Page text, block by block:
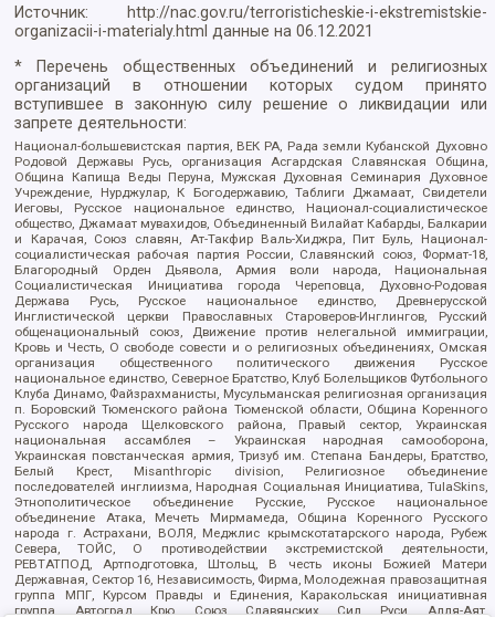
Источник:
http://nac.gov.ru/terroristicheskie-i-ekstremistskie-
organizacii-i-materialy.html данные на06.12.2021
* Перечень общественных объединений и религиозных
организаций в отношении которых судом принято
вступившее в законную силу решение о ликвидации или
запрете деятельности:
Национал-большевистская партия, ВЕК РА, Рада земли Кубанской Духовно
Родовой Державы Русь, организация Асгардская Славянская Община,
Община Капища Веды Перуна, Мужская Духовная Семинария Духовное
Учреждение, Нурджулар, К Богодержавию, Таблиги Джамаат, Свидетели
Иеговы, Русское национальное единство, Национал-социалистическое
общество, Джамаат мувахидов, Объединенный Вилайат Кабарды, Балкарии
и Карачая, Союз славян, Ат-Такфир Валь-Хиджра, Пит Буль, Национал-
социалистическая рабочая партия России, Славянский союз, Формат-18,
Благородный Орден Дьявола, Армия воли народа, Национальная
Социалистическая Инициатива города Череповца, Духовно-Родовая
Держава Русь, Русское национальное единство, Древнерусской
Инглистической церкви Православных Староверов-Инглингов, Русский
общенациональный союз, Движение против нелегальной иммиграции,
Кровь и Честь, О свободе совести и о религиозных объединениях, Омская
организация общественного политического движения Русское
национальное единство, Северное Братство, Клуб Болельщиков Футбольного
Клуба Динамо, Файзрахманисты, Мусульманская религиозная организация
п. Боровский Тюменского района Тюменской области, Община Коренного
Русского народа Щелковского района, Правый сектор, Украинская
национальная ассамблея – Украинская народная самооборона,
Украинская повстанческая армия, Тризуб им. Степана Бандеры, Братство,
Белый Крест, Misanthropic division, Религиозное объединение
последователей инглиизма, Народная Социальная Инициатива, TulaSkins,
Этнополитическое объединение Русские, Русское национальное
объединение Атака, Мечеть Мирмамеда, Община Коренного Русского
народа г. Астрахани, ВОЛЯ, Меджлис крымскотатарского народа, Рубеж
Севера, ТОЙС, О противодействии экстремистской деятельности,
РЕВТАТПОД, Артподготовка, Штольц, В честь иконы Божией Матери
Державная, Сектор 16, Независимость, Фирма, Молодежная правозащитная
группа МПГ, Курсом Правды и Единения, Каракольская инициативная
группа, Автоград Крю, Союз Славянских Сил Руси, Алля-Аят,